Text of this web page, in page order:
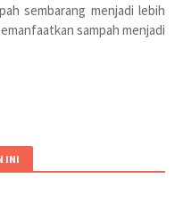
sembarang menjadi lebih
sampah menjadi
INI